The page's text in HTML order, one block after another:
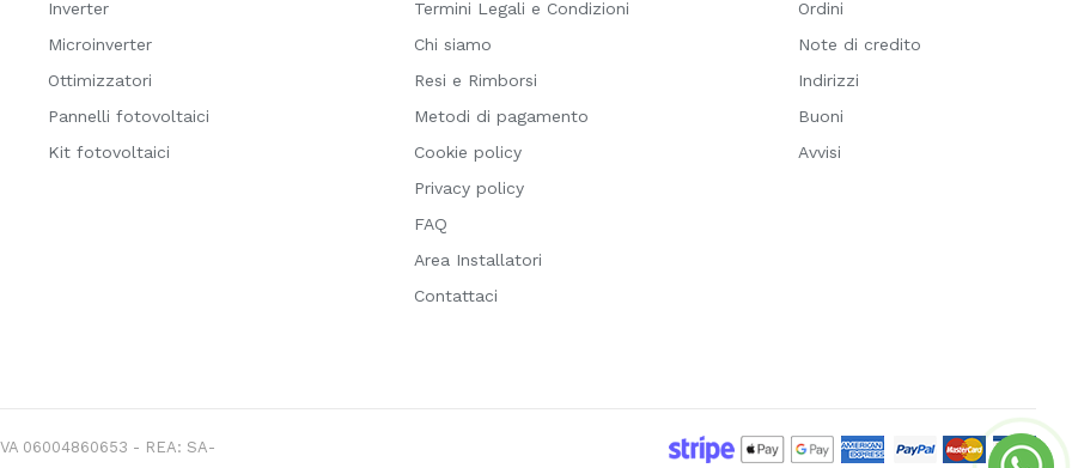
Inverter
Microinverter
Ottimizzatori
Pannelli fotovoltaici
Kit fotovoltaici
Termini Legali e Condizioni
Chi siamo
Resi e Rimborsi
Metodi di pagamento
Cookie policy
Privacy policy
FAQ
Area Installatori
Contattaci
Ordini
Note di credito
Indirizzi
Buoni
Avvisi
06004860653 - REA: SA-